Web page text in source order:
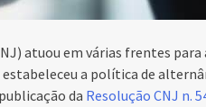
atuou em várias frentes
a política de
da Resolução CNJ n.